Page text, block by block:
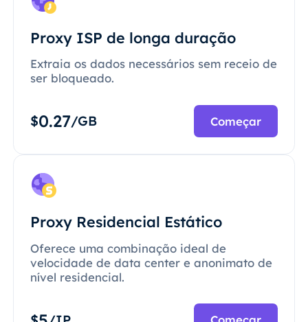
Proxy ISP de longa duração
Extraia os dados necessários sem receio de
ser bloqueado.
$0.27/GB Começar
Proxy Residencial Estático
Oferece uma combinação ideal de
velocidade de data center e anonimato de
nível residencial.